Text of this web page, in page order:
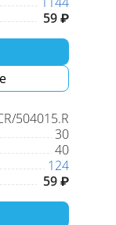
59 ₽
504015.R
30
40
124
59 ₽